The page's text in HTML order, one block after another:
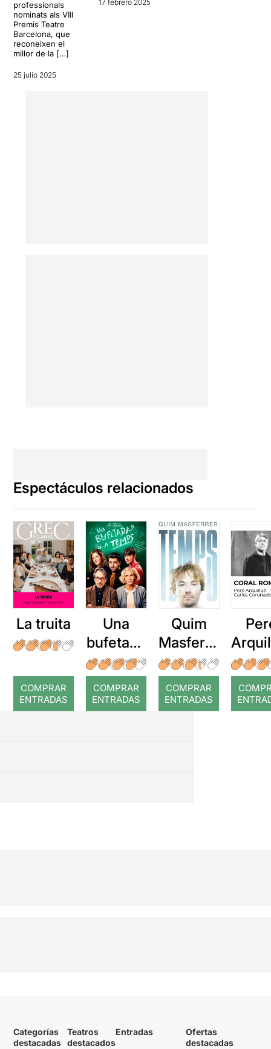
professionals
nominats als VIII
Premis Teatre
Barcelona, que
reconeixen el
millor de la […]
25 julio 2025
17 febrero 2025
Espectáculos relacionados
La truita
COMPRAR
ENTRADAS
Una
bufetada
a temps
COMPRAR
ENTRADAS
Quim
Masferre
r: Temps
COMPRAR
ENTRADAS
:
Categorías
destacadas
Teatros
destacados
Entradas
Ofertas
destacadas